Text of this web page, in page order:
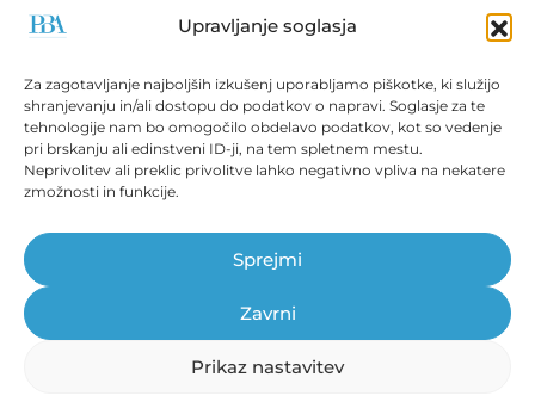
Upravljanje soglasja
Za zagotavljanje najboljših izkušenj uporabljamo piškotke, ki služijo
shranjevanju in/ali dostopu do podatkov o napravi. Soglasje za te
tehnologije nam bo omogočilo obdelavo podatkov, kot so vedenje
pri brskanju ali edinstveni ID-ji, na tem spletnem mestu.
Neprivolitev ali preklic privolitve lahko negativno vpliva na nekatere
zmožnosti in funkcije.
Sprejmi
Zavrni
Prikaz nastavitev
Povpraševanje
dostopni!
© Prva bonitetna agencija d.o.o., 2026.
Vse pravice pridržane. ISSN 2536-2712
Tehnične zahteve|Splošni pogoji |Pravna obvestila